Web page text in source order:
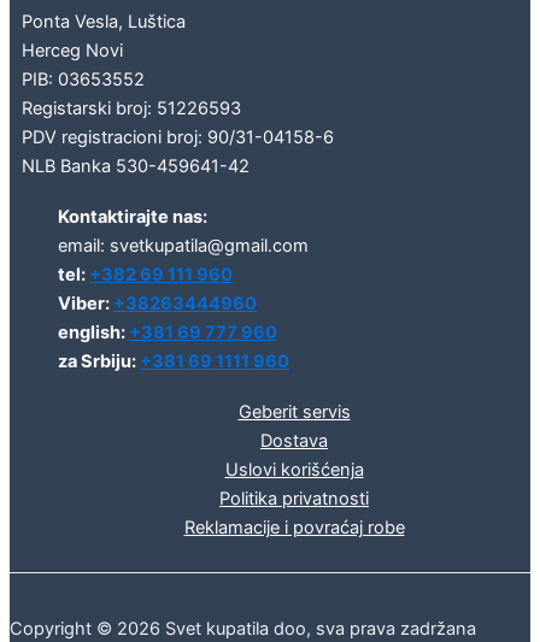
Ponta Vesla, Luštica
Herceg Novi
PIB: 03653552
Registarski broj: 51226593
PDV registracioni broj: 90/31-04158-6
NLB Banka 530-459641-42
Kontaktirajte nas:
email: svetkupatila@gmail.com
tel: +382 69 111 960
Viber: +38263444960
english: +381 69 777 960
za Srbiju: +381 69 1111 960
Geberit servis
Dostava
Uslovi korišćenja
Politika privatnosti
Reklamacije i povraćaj robe
Copyright © 2026 Svet kupatila doo, sva prava zadržana